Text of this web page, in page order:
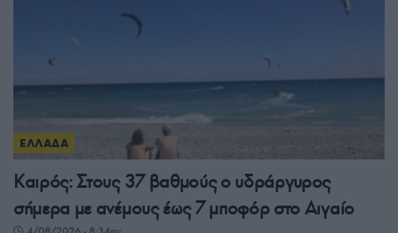
ΕΛΛΑΔΑ
Καιρός: Στους 37 βαθμούς ο υδράργυρος
σήμερα με ανέμους έως 7 μποφόρ στο Αιγαίο